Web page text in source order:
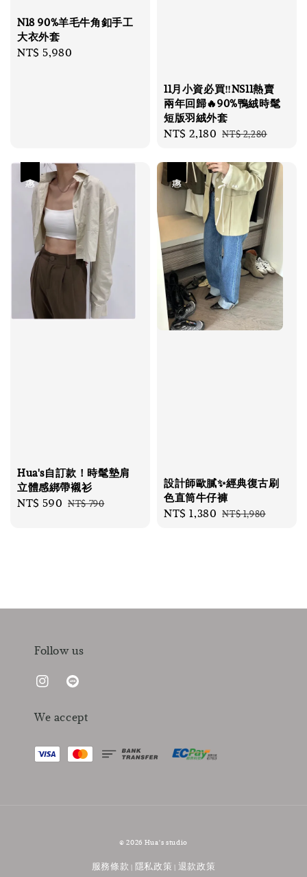
N18 90%羊毛牛角釦手工
大衣外套
Regular
NT$ 5,980
11月小資必買‼️NS11熱賣
兩年回歸🔥90%鴨絨時髦
短版羽絨外套
Sale
NT$ 2,180 Regular
NT$ 2,280
Hua's自訂款！時髦墊肩
立體感綁帶襯衫
Sale
NT$ 590 Regular
NT$ 790
設計師歐膩✨經典復古刷
色直筒牛仔褲
Sale
NT$ 1,380 Regular
NT$ 1,980
Follow us
We accept
© 2026 Hua's studio
服務條款 | 隱私政策 | 退款政策